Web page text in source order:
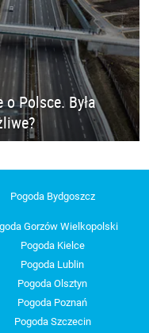
Polsce. Była
Pogoda Bydgoszcz
Gorzów Wielkopolski
Pogoda Kielce
Pogoda Lublin
Pogoda Olsztyn
Pogoda Poznań
Pogoda Szczecin